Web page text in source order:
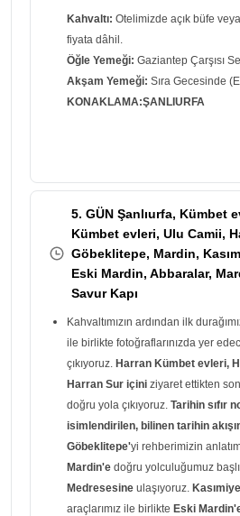
Kahvaltı: Otelimizde açık büfe
fiyata dâhil.
Öğle Yemeği: Gaziantep Çarşısı
Akşam Yemeği: Sıra Gecesinde
KONAKLAMA:ŞANLIURFA
5. GÜN Şanlıurfa, Kümbet
Kümbet evleri, Ulu Camii,
Göbeklitepe, Mardin,
Eski Mardin, Abbaralar,
Savur Kapı
Kahvaltımızın ardından ilk
ile birlikte fotoğraflarınızda yer
çıkıyoruz. Harran Kümbet evleri,
Harran Sur içini ziyaret ettikten
doğru yola çıkıyoruz. Tarihin sıfır
isimlendirilen, bilinen tarihin
Göbeklitepe'yi rehberimizin
Mardin'e doğru yolculuğumuz
Medresesine ulaşıyoruz.
araçlarımız ile birlikte Eski